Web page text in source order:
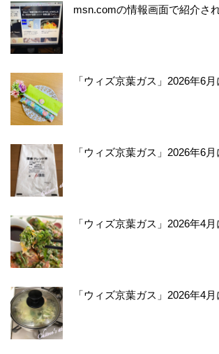
msn.comの情報画面で紹介さ
「ウィズ京葉ガス」2026年6
「ウィズ京葉ガス」2026年6
「ウィズ京葉ガス」2026年4
「ウィズ京葉ガス」2026年4